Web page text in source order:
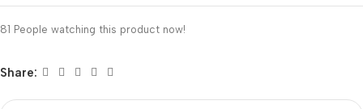
81 People watching this product now!
Share: